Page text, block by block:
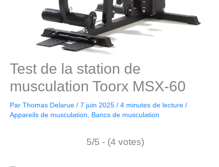
Test de la station de
musculation Toorx MSX-60
Par Thomas Delarue / 7 juin 2025 / 4 minutes de lecture /
Appareils de musculation
Bancs de musculation
5/5 - (4 votes)